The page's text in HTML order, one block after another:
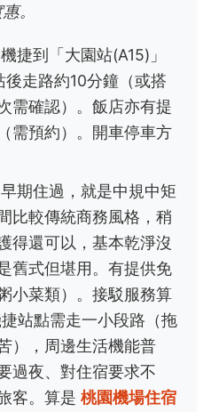
。
捷到「大園站(A15)」
走路約10分鐘（或搭
需確認）。飯店亦有提
需預約）。開車停車方
早期住過，就是中規中矩
比較傳統商務風格，稍
得還可以，基本乾淨沒
舊式但堪用。有提供免
小菜類）。接駁服務算
站點需走一小段路（拖
），周邊生活機能普
過夜、對住宿要求不
客。算是 桃園機場住宿